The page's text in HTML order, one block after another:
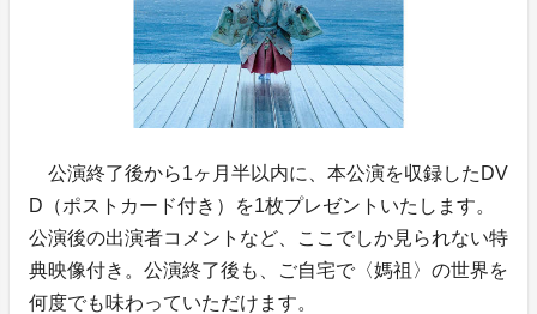
公演終了後から1ヶ月半以内に、本公演を収録したDV
D（ポストカード付き）を1枚プレゼントいたします。
公演後の出演者コメントなど、ここでしか見られない特
典映像付き。公演終了後も、ご自宅で〈媽祖〉の世界を
何度でも味わっていただけます。